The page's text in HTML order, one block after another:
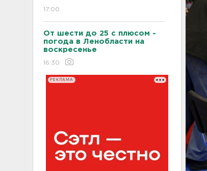
17:00
От шести до 25 с плюсом -
погода в Ленобласти на
воскресенье
16:30
РЕКЛАМА